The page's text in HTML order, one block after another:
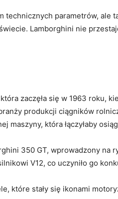
parametrów, ale
Lamborghini ‌nie
zaczęła się w​ 1963 roku,
produkcji ciągników
maszyny, która łączyłaby
350 GT, wprowadzony
V12, co uczyniło go
które stały się ‍ikonami